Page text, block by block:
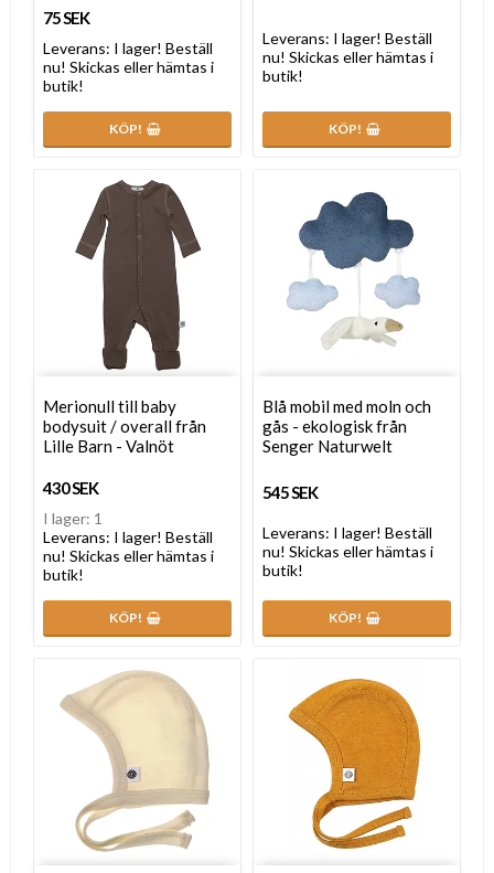
75 SEK
Leverans: I lager! Beställ
nu! Skickas eller hämtas i
butik!
KÖP!
Leverans: I lager! Beställ
nu! Skickas eller hämtas i
butik!
KÖP!
Merionull till baby
bodysuit / overall från
Lille Barn - Valnöt
430 SEK
I lager: 1
Leverans: I lager! Beställ
nu! Skickas eller hämtas i
butik!
KÖP!
Blå mobil med moln och
gås - ekologisk från
Senger Naturwelt
545 SEK
Leverans: I lager! Beställ
nu! Skickas eller hämtas i
butik!
KÖP!